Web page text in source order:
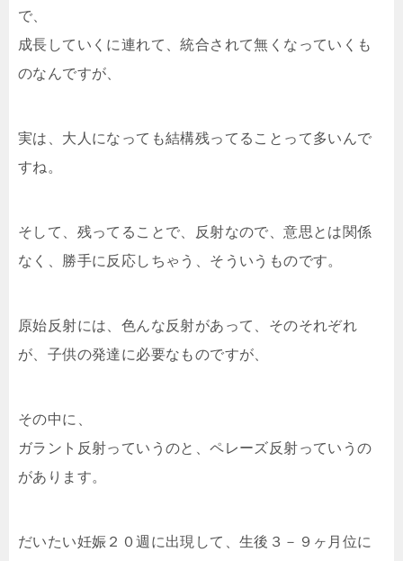
で、
成長していくに連れて、統合されて無くなっていくも
のなんですが、
実は、大人になっても結構残ってることって多いんで
すね。
そして、残ってることで、反射なので、意思とは関係
なく、勝手に反応しちゃう、そういうものです。
原始反射には、色んな反射があって、そのそれぞれ
が、子供の発達に必要なものですが、
その中に、
ガラント反射っていうのと、ペレーズ反射っていうの
があります。
だいたい妊娠２０週に出現して、生後３－９ヶ月位に